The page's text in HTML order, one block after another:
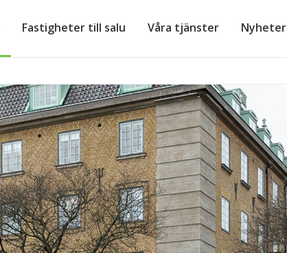
Fastigheter till salu Våra tjänster Nyheter